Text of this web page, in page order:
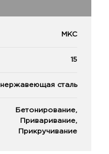
МКС
15
нержавеющая сталь
Бетонирование,
Приваривание,
Прикручивание